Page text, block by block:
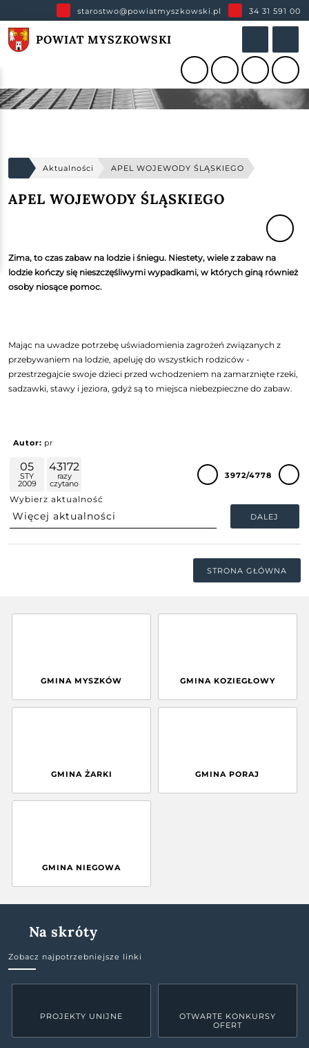
starostwo@powiatmyszkowski.pl 34 31 591 00
POWIAT MYSZKOWSKI
Aktualności APEL WOJEWODY ŚLĄSKIEGO
APEL WOJEWODY ŚLĄSKIEGO
Zima, to czas zabaw na lodzie i śniegu. Niestety, wiele z zabaw na
lodzie kończy się nieszczęśliwymi wypadkami, w których giną również
osoby niosące pomoc.
Mając na uwadze potrzebę uświadomienia zagrożeń związanych z
przebywaniem na lodzie, apeluję do wszystkich rodziców -
przestrzegajcie swoje dzieci przed wchodzeniem na zamarznięte rzeki,
sadzawki, stawy i jeziora, gdyż są to miejsca niebezpieczne do zabaw.
Autor: pr
05
STY
2009
43172
razy
czytano
Wybierz aktualność
DALEJ
3972/4778
STRONA GŁÓWNA
GMINA MYSZKÓW GMINA KOZIEGŁOWY
GMINA ŻARKI GMINA PORAJ
GMINA NIEGOWA
Na skróty
Zobacz najpotrzebniejsze linki
PROJEKTY UNIJNE
OTWARTE KONKURSY
OFERT